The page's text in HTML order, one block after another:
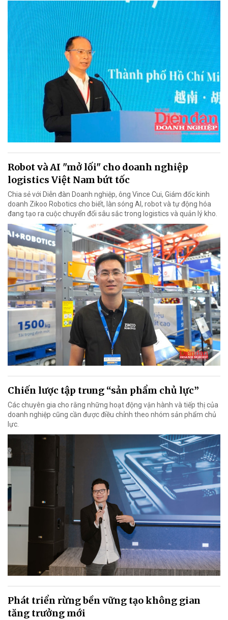
Robot và AI "mở lối" cho doanh nghiệp
logistics Việt Nam bứt tốc
Chia sẻ với Diễn đàn Doanh nghiệp, ông Vince Cui, Giám đốc kinh
doanh Zikoo Robotics cho biết, làn sóng AI, robot và tự động hóa
đang tạo ra cuộc chuyển đổi sâu sắc trong logistics và quản lý kho.
Chiến lược tập trung “sản phẩm chủ lực”
Các chuyên gia cho rằng những hoạt động vận hành và tiếp thị của
doanh nghiệp cũng cần được điều chỉnh theo nhóm sản phẩm chủ
lực.
Phát triển rừng bền vững tạo không gian
tăng trưởng mới